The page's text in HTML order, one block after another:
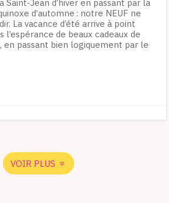
Saint-Jean d’hiver en passant par la
d’automne : notre NEUF ne
La vacance d’été arrive à point
l’espérance de beaux cadeaux de
en passant bien logiquement par le
VOIR PLUS